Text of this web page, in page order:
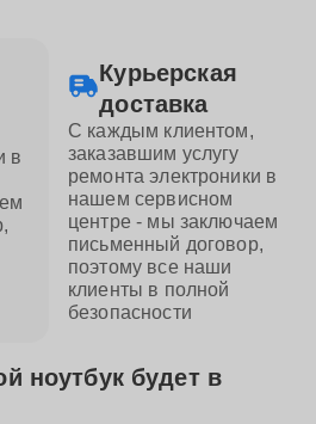
в
Курьерская
доставка
С каждым клиентом,
заказавшим услугу
ремонта электроники в
нашем сервисном
центре - мы заключаем
письменный договор,
поэтому все наши
клиенты в полной
безопасности
ноутбук будет в